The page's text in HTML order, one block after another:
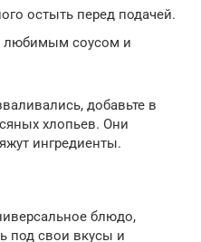
остыть перед подачей.
любимым соусом и
добавьте в
хлопьев. Они
ингредиенты.
блюдо,
под свои вкусы и